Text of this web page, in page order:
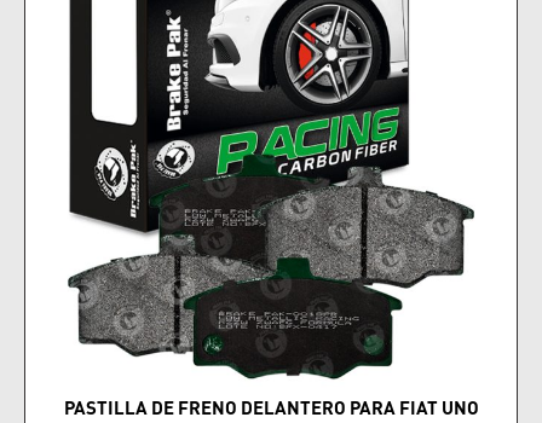
PASTILLA DE FRENO DELANTERO PARA FIAT UNO